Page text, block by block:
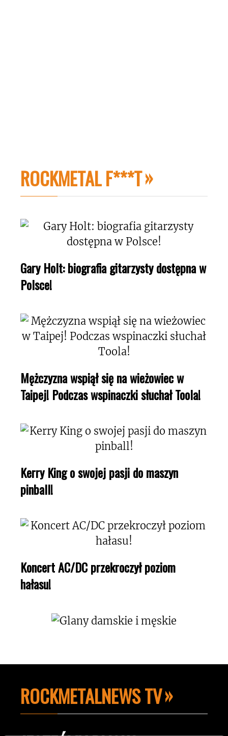
ROCKMETAL F***T
Gary Holt: biografia gitarzysty dostępna w
Polsce!
Mężczyzna wspiął się na wieżowiec w
Taipej! Podczas wspinaczki słuchał Toola!
Kerry King o swojej pasji do maszyn
pinball!
Koncert AC/DC przekroczył poziom
hałasu!
ROCKMETALNEWS TV